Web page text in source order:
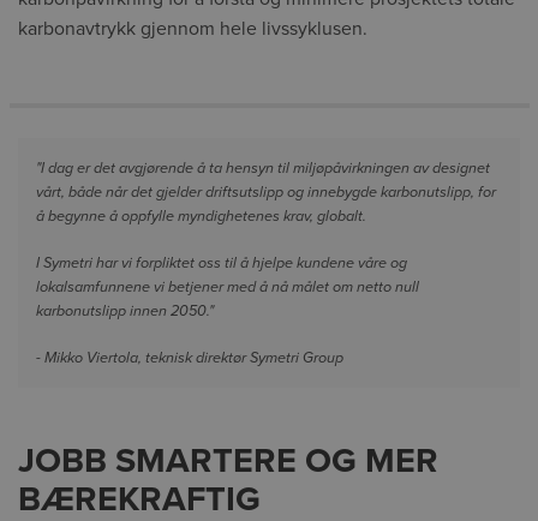
karbonavtrykk gjennom hele livssyklusen.
"I dag er det avgjørende å ta hensyn til miljøpåvirkningen av designet
vårt, både når det gjelder driftsutslipp og innebygde karbonutslipp, for
å begynne å oppfylle myndighetenes krav, globalt.
I Symetri har vi forpliktet oss til å hjelpe kundene våre og
lokalsamfunnene vi betjener med å nå målet om netto null
karbonutslipp innen 2050."
- Mikko Viertola, teknisk direktør Symetri Group
JOBB SMARTERE OG MER
BÆREKRAFTIG